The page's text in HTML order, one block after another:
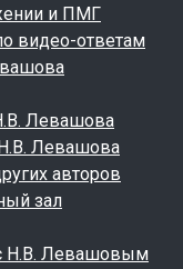
и ПМГ
видео-ответам
Левашова
Левашова
авторов
зал
Н.В. Левашовым